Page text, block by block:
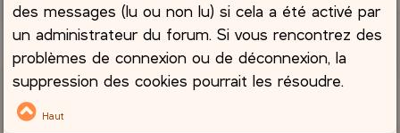
des messages (lu ou non lu) si cela a été activé par
un administrateur du forum. Si vous rencontrez des
problèmes de connexion ou de déconnexion, la
suppression des cookies pourrait les résoudre.
Haut